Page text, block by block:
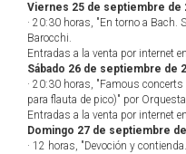
Viernes 25 de septiembre de
· 20:30 horas, "En torno a Bach.
Barocchi.
Entradas a la venta por internet en
Sábado 26 de septiembre de
· 20:30 horas, "Famous
para flauta de pico)" por
Entradas a la venta por internet en
Domingo 27 de septiembre
· 12 horas, "Devoción y